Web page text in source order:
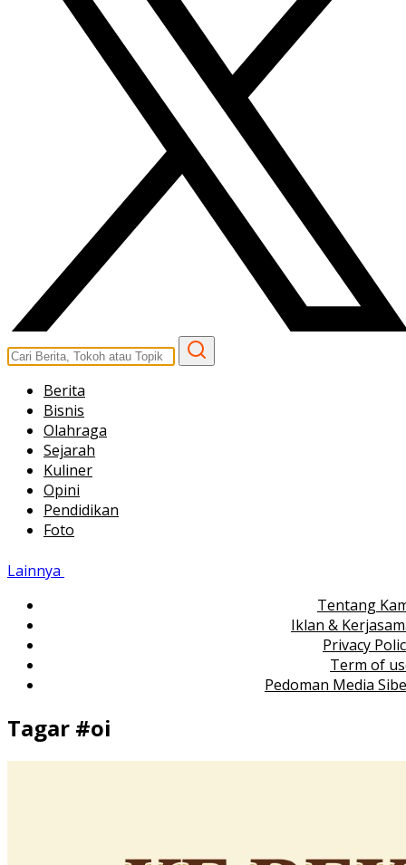
Berita
Bisnis
Olahraga
Sejarah
Kuliner
Opini
Pendidikan
Foto
Lainnya
Tentang
Iklan &
Privacy
Term of
Pedoman Media
Tagar #oi